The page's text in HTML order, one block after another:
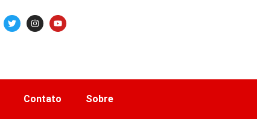
Contato Sobre